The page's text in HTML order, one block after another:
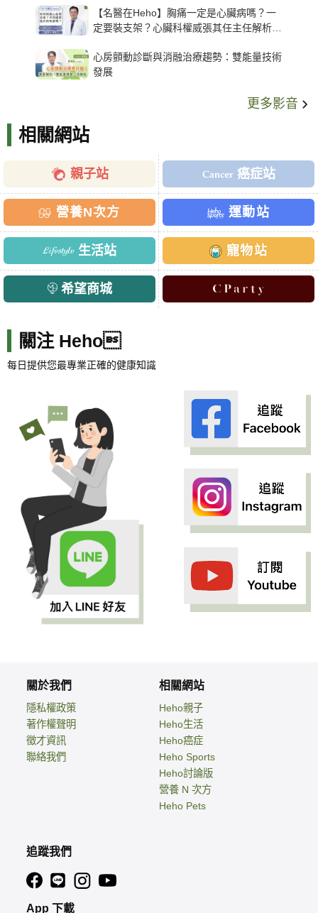
【名醫在Heho】胸痛一定是心臟病嗎？一
定要裝支架？心臟科權威張其任主任解析支
心房顫動診斷與消融治療趨勢：雙能量技術
發展
更多影音
相關網站
親子站 癌症站
營養N次方 運動站
生活站 寵物站
希望商城
關注 Heho
每日提供您最專業正確的健康知識
關於我們
隱私權政策
著作權聲明
徵才資訊
聯絡我們
相關網站
Heho親子
Heho生活
Heho癌症
Heho Sports
Heho討論版
營養 N 次方
Heho Pets
追蹤我們
App 下載